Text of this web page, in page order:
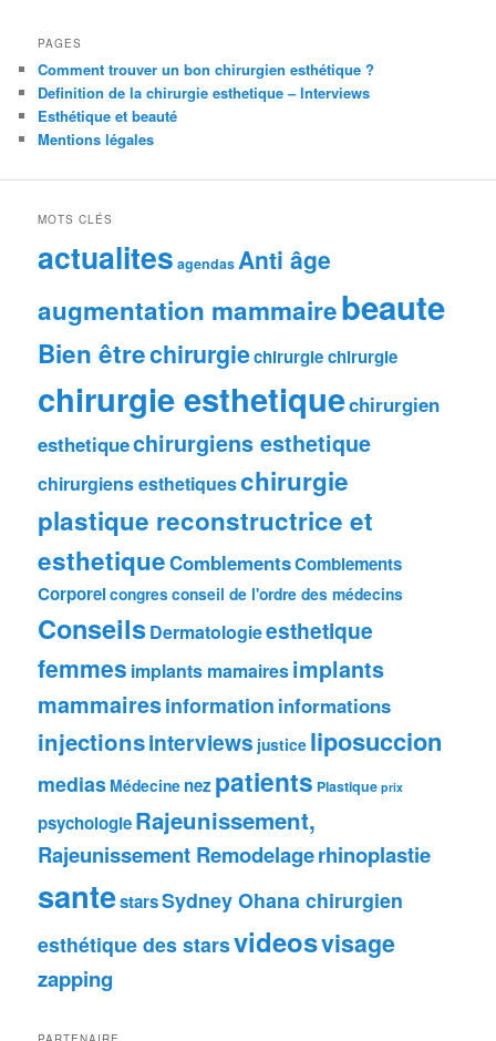
PAGES
Comment trouver un bon chirurgien esthétique ?
Definition de la chirurgie esthetique – Interviews
Esthétique et beauté
Mentions légales
MOTS CLÉS
actualites agendas Anti âge
augmentation mammairebeaute
Bien êtrechirurgiechirurgie chirurgie
chirurgie esthetiquechirurgien
esthetiquechirurgiens esthetique
chirurgiens esthetiqueschirurgie
plastique reconstructrice et
esthetiqueComblementsComblements
Corporelcongresconseil de l'ordre des médecins
ConseilsDermatologieesthetique
femmes implants mamairesimplants
mammairesinformation informations
injectionsinterviews justice liposuccion
medias Médecine nez patients Plastique prix
psychologieRajeunissement,
Rajeunissement Remodelagerhinoplastie
santestarsSydney Ohana chirurgien
esthétique des starsvideosvisage
zapping